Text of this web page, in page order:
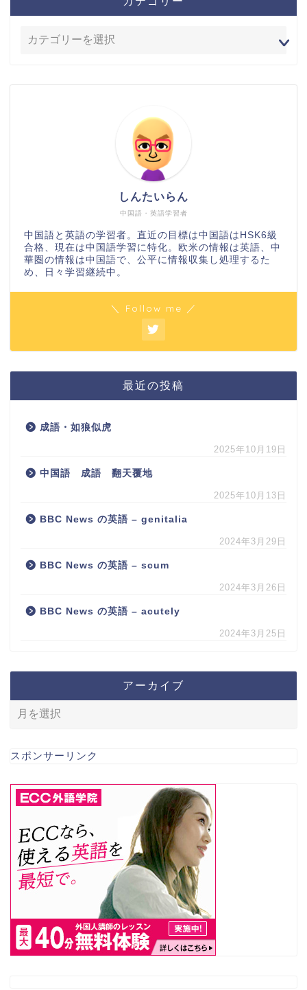
中国語・英語学習者
しんたいらん
中国語と英語の学習者。直近の目標は中国語はHSK6級
合格、現在は中国語学習に特化。欧米の情報は英語、中
華圏の情報は中国語で、公平に情報収集し処理するた
め、日々学習継続中。
＼ Follow me ／
最近の投稿
成語・如狼似虎
2025年10月19日
中国語 成語 翻天覆地
2025年10月13日
BBC News の英語 – genitalia
2024年3月29日
BBC News の英語 – scum
2024年3月26日
BBC News の英語 – acutely
2024年3月25日
アーカイブ
スポンサーリンク